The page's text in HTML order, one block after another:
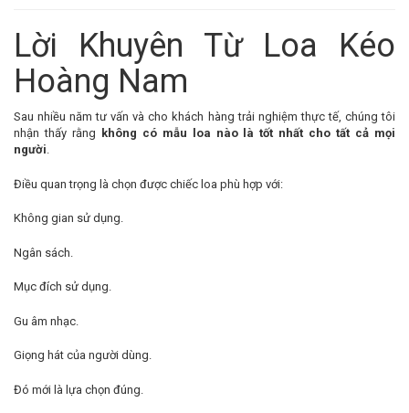
Lời Khuyên Từ Loa Kéo
Hoàng Nam
Sau nhiều năm tư vấn và cho khách hàng trải nghiệm thực tế, chúng tôi
nhận thấy rằng không có mẫu loa nào là tốt nhất cho tất cả mọi
người.
Điều quan trọng là chọn được chiếc loa phù hợp với:
Không gian sử dụng.
Ngân sách.
Mục đích sử dụng.
Gu âm nhạc.
Giọng hát của người dùng.
Đó mới là lựa chọn đúng.